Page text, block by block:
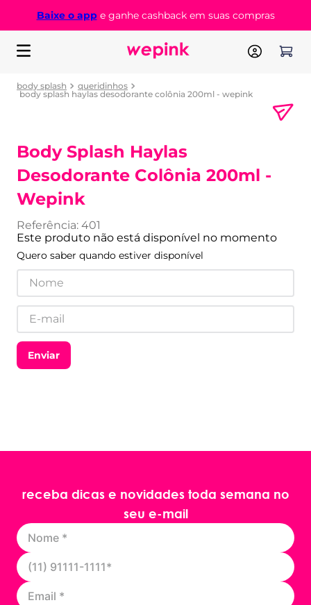
Baixe o appe ganhe cashback em suas compras
body splash
queridinhos
body splash haylas desodorante colônia 200ml - wepink
Body Splash Haylas
Desodorante Colônia 200ml -
Wepink
Referência: 401
Este produto não está disponível no momento
Quero saber quando estiver disponível
Enviar
receba dicas e novidades toda semana no
seu e-mail